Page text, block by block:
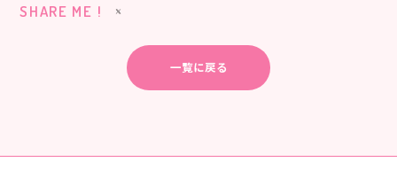
SHARE ME !
一覧に戻る